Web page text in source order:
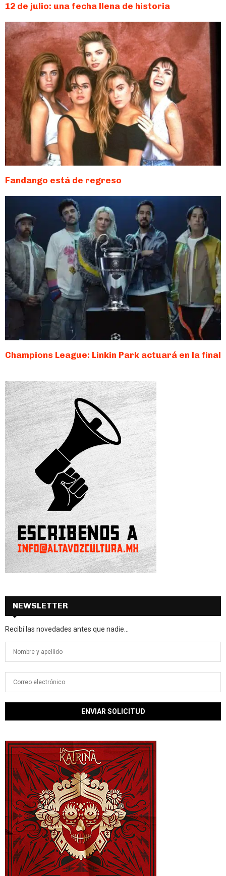
12 de julio: una fecha llena de historia
Fandango está de regreso
Champions League: Linkin Park actuará en la final
NEWSLETTER
Recibí las novedades antes que nadie...